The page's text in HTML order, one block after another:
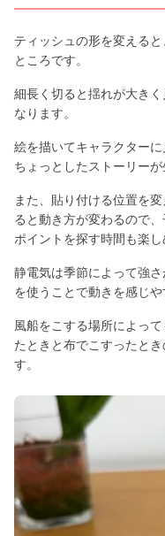
ティッシュの形を変える
ところです。
細長く切ると揺れが大き
なります。
絵を描いてキャラクター
ちょっとしたストーリーが
また、貼り付ける位置を
ると動き方が変わるので
ポイントを探す時間も楽し
静電気は季節によって強
を使うことで動きを感じや
風船をこする場所によっ
たときと布でこすったと
す。